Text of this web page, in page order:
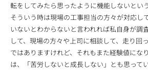
転をしてみたら思ったように機能しないとい
そういう時は現場の工事担当の方々が対応し
いないとわからないと言われれば私自身が調
して、現場の方々や上司に相談して、走り回
ではありますけれど、それもまた経験値にな
は、「苦労しないと成長しない」とも思ってい